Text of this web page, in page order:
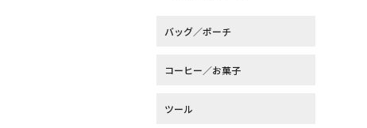
バッグ／ポーチ
コーヒー／お菓子
ツール